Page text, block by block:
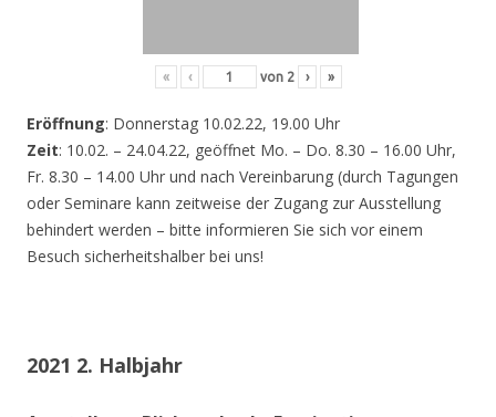
« ‹ von 2 › »
Eröffnung: Donnerstag 10.02.22, 19.00 Uhr
Zeit: 10.02. – 24.04.22, geöffnet Mo. – Do. 8.30 – 16.00 Uhr,
Fr. 8.30 – 14.00 Uhr und nach Vereinbarung (durch Tagungen
oder Seminare kann zeitweise der Zugang zur Ausstellung
behindert werden – bitte informieren Sie sich vor einem
Besuch sicherheitshalber bei uns!
2021 2. Halbjahr